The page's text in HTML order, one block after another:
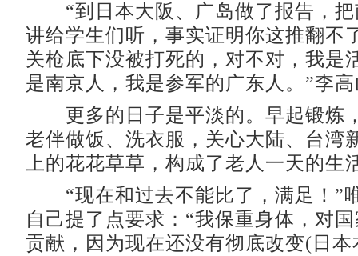
“到日本大阪、广岛做了报告，把
讲给学生们听，事实证明你这推翻不
关枪底下没被打死的，对不对，我是
是南京人，我是参军的广东人。”李
更多的日子是平淡的。早起锻炼
老伴做饭、洗衣服，关心大陆、台湾
上的花花草草，构成了老人一天的生
“现在和过去不能比了，满足！”
自己提了点要求：“我保重身体，对
贡献，因为现在还没有彻底改变(日